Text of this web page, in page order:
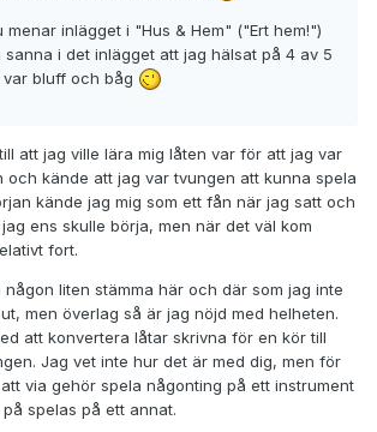
menar inlägget i "Hus & Hem" ("Ert hem!")
i det inlägget att jag hälsat på 4 av 5
bluff och båg
att jag ville lära mig låten var för att jag var
och kände att jag var tvungen att kunna spela
kände jag mig som ett fån när jag satt och
ens skulle börja, men när det väl kom
fort.
liten stämma här och där som jag inte
men överlag så är jag nöjd med helheten.
att konvertera låtar skrivna för en kör till
Jag vet inte hur det är med dig, men för
via gehör spela någonting på ett instrument
spelas på ett annat.